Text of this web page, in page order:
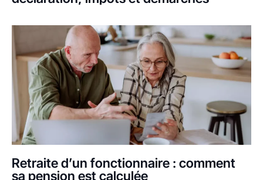
Retraite d’un fonctionnaire : comment
sa pension est calculée